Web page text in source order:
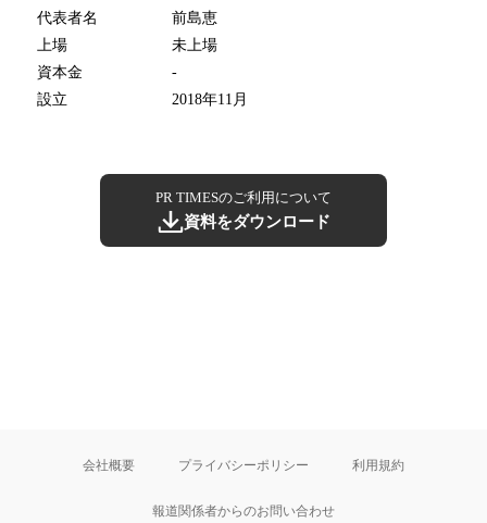
代表者名
前島恵
上場
未上場
資本金
-
設立
2018年11月
PR TIMESのご利用について
資料をダウンロード
会社概要 プライバシーポリシー 利用規約
報道関係者からのお問い合わせ